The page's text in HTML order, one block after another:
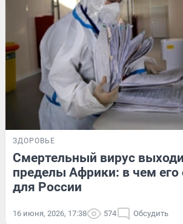
ЗДОРОВЬЕ
Смертельный вирус
пределы Африки: в чем его
для России
16 июня, 2026, 17:38 574 Обсудить